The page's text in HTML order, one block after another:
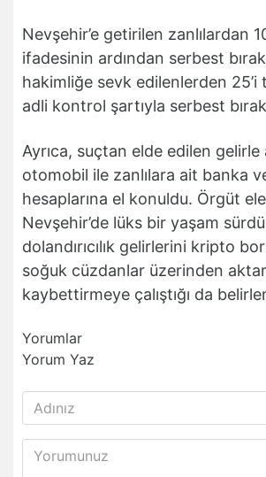
Nevşehir’e getirilen zanlılardan
ifadesinin ardından serbest
hakimliğe sevk edilenlerden 25’i
adli kontrol şartıyla serbest
Ayrıca, suçtan elde edilen gelirle
otomobil ile zanlılara ait banka
hesaplarına el konuldu. Örgüt
Nevşehir’de lüks bir yaşam
dolandırıcılık gelirlerini kripto
soğuk cüzdanlar üzerinden
kaybettirmeye çalıştığı da
Yorumlar
Yorum Yaz